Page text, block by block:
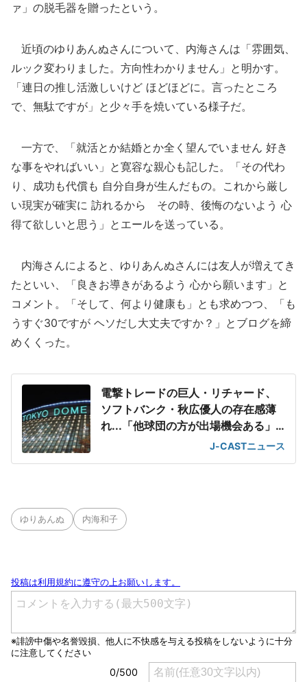
ァ」の脱毛器を贈ったという。
近頃のゆりあんぬさんについて、内海さんは「雰囲気、
ルック変わりました。方向性わかりません」と明かす。
「連日の推し活激しいけど ほどほどに。言ったところ
で、無駄ですが」と少々手を焼いている様子だ。
一方で、「就活とか結婚とか全く望んでいません 好き
な事をやればいい」と寛容な親心も記した。「その代わ
り、成功も代償も 自分自身が生んだもの。これから厳し
い現実が確実に 訪れるから その時、後悔のないよう 心
得て欲しいと思う」とエールを送っている。
内海さんによると、ゆりあんぬさんには友人が増えてき
たといい、「良きお導きがあるよう 心から願います」と
コメント。「そして、何より健康も」とも求めつつ、「も
うすぐ30ですが ヘソだし大丈夫ですか？」とブログを締
めくくった。
電撃トレードの巨人・リチャード、
ソフトバンク・秋広優人の存在感薄
れ...「他球団の方が出場機会ある」
J-CASTニュース
ゆりあんぬ 内海和子